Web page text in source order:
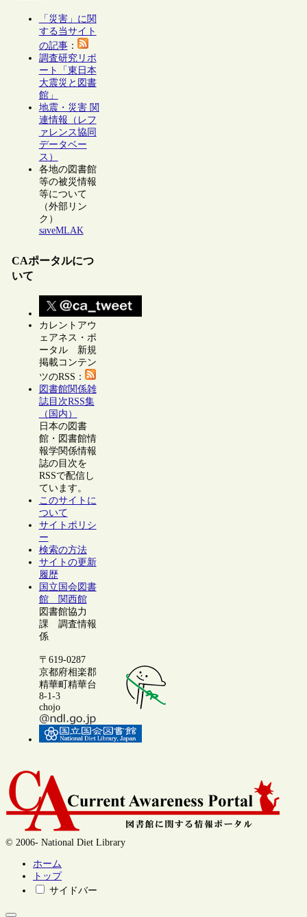
「災害」に関
する当サイト
の記事：
調査研究リポ
ート「東日本
大震災と図書
館」
地震・災害 関
連情報（レフ
ァレンス協同
データベー
ス）
各地の図書館
等の被災情報
等について
（外部リン
ク）
saveMLAK
CAポータルにつ
いて
カレントアウ
ェアネス・ポ
ータル 新規
掲載コンテン
ツのRSS：
図書館関係雑
誌目次RSS集
（国内）
日本の図書
館・図書館情
報学関係情報
誌の目次を
RSSで配信し
ています。
このサイトに
ついて
サイトポリシ
ー
検索の方法
サイトの更新
履歴
国立国会図書
館 関西館
図書館協力
課 調査情報
係
〒619-0287
京都府相楽郡
精華町精華台
8-1-3
chojo
© 2006- National Diet Library
ホーム
トップ
サイドバー